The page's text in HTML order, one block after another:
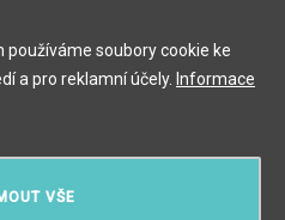
VŠE
používáme soubory cookie ke
a pro reklamní účely. Informace